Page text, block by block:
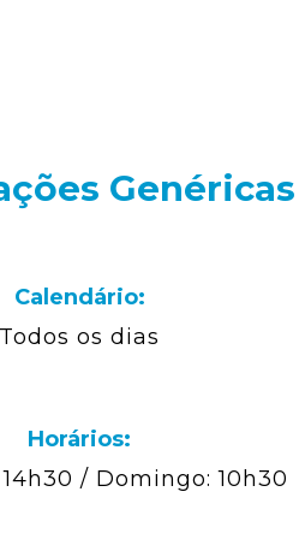
Genéricas
Calendário:
Todos os dias
Horários:
/ Domingo: 10h30